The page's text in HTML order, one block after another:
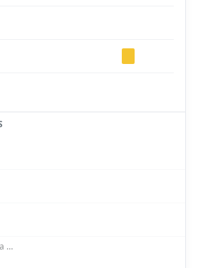
Valter Luiz Pereira de Oliveira Júnior